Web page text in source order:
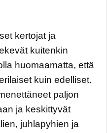
kertojat ja
kuitenkin
huomaamatta, että
kuin edelliset.
paljon
ja keskittyvät
juhlapyhien ja